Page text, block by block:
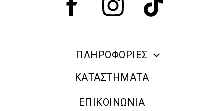
ΠΛΗΡΟΦΟΡΙΕΣ
ERRE DUE MAKE UP
ΚΑΤΑΣΤΗΜΑΤΑ
ΕΠΙΚΟΙΝΩΝΙΑ